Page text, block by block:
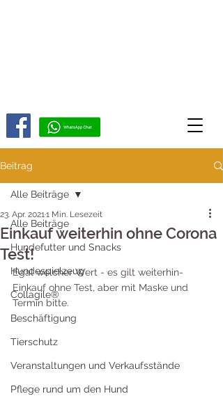
Beitrag
Alle Beiträge
Hundefutter und Snacks
Hundespielzeug
Collagile®
Beschäftigung
Tierschutz
Veranstaltungen und Verkaufsstände
Pflege rund um den Hund
Alle Beiträge
Einkauf weiterhin ohne Corona
Test!
23. Apr. 20211 Min. Lesezeit
Egal welcher Wert - es gilt weiterhin-
Einkauf ohne Test, aber mit Maske und
Termin bitte.